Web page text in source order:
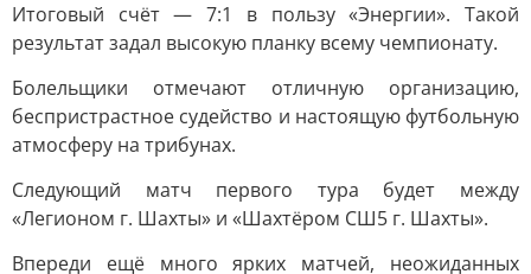
Итоговый счёт — 7:1 в пользу «Энергии». Такой
результат задал высокую планку всему чемпионату.
Болельщики отмечают отличную организацию,
беспристрастное судейство и настоящую футбольную
атмосферу на трибунах.
Следующий матч первого тура будет между
«Легионом г. Шахты» и «Шахтёром СШ5 г. Шахты».
Впереди ещё много ярких матчей, неожиданных